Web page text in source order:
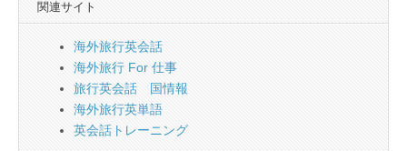
関連サイト
海外旅行英会話
海外旅行 For 仕事
旅行英会話 国情報
海外旅行英単語
英会話トレーニング